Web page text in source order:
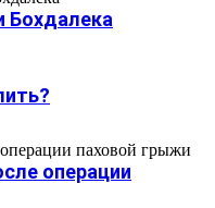
Бохдалека
операции